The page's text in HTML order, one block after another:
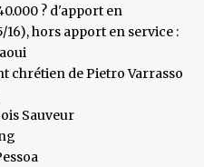
? d'apport en
16), hors apport en service :
chrétien de Pietro Varrasso
Sauveur